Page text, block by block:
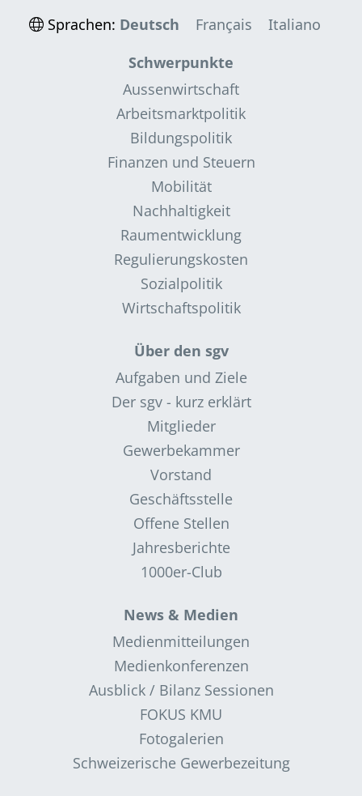
Sprachen: Deutsch Français
Italiano
Schwerpunkte
Aussenwirtschaft
Arbeitsmarktpolitik
Bildungspolitik
Finanzen und Steuern
Mobilität
Nachhaltigkeit
Raumentwicklung
Regulierungskosten
Sozialpolitik
Wirtschaftspolitik
Über den sgv
Aufgaben und Ziele
Der sgv - kurz erklärt
Mitglieder
Gewerbekammer
Vorstand
Geschäftsstelle
Offene Stellen
Jahresberichte
1000er-Club
News & Medien
Medienmitteilungen
Medienkonferenzen
Ausblick / Bilanz Sessionen
FOKUS KMU
Fotogalerien
Schweizerische Gewerbezeitung